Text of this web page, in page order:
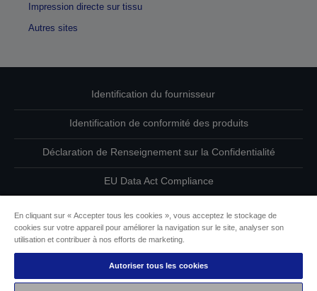
Impression directe sur tissu
Autres sites
Identification du fournisseur
Identification de conformité des produits
Déclaration de Renseignement sur la Confidentialité
EU Data Act Compliance
Informations sur les cookies
L’engagement d’Epson pour l’accessibilité
En cliquant sur « Accepter tous les cookies », vous acceptez le stockage de
cookies sur votre appareil pour améliorer la navigation sur le site, analyser son
utilisation et contribuer à nos efforts de marketing.
Autoriser tous les cookies